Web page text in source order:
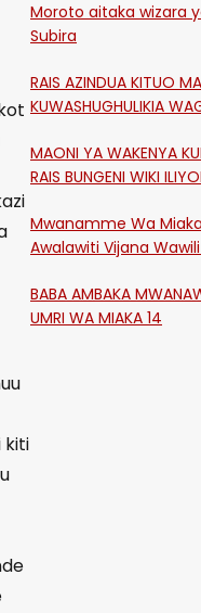
kiti
Moroto aitaka wizara
Subira
RAIS AZINDUA KITUO
KUWASHUGHULIKIA
MAONI YA WAKENYA KUHUSU
RAIS BUNGENI WIKI
Mwanamme Wa
Awalawiti Vijana
Shikangania,
BABA AMBAKA
UMRI WA MIAKA 14